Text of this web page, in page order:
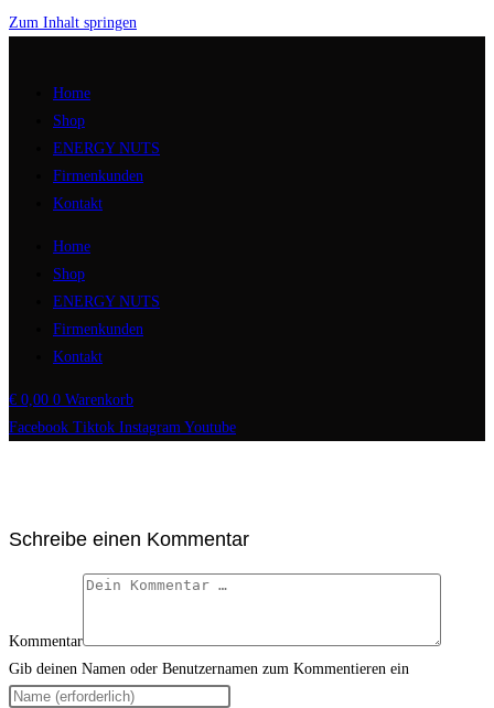
Zum Inhalt springen
Home
Shop
ENERGY NUTS
Firmenkunden
Kontakt
Home
Shop
ENERGY NUTS
Firmenkunden
Kontakt
€ 0,00 0 Warenkorb
Facebook Tiktok Instagram Youtube
Schreibe einen Kommentar
Kommentar
Gib deinen Namen oder Benutzernamen zum Kommentieren ein